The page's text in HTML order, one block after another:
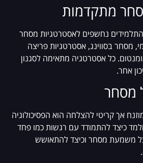
מתקדמות
נחשפים לאסטרטגיות מסחר
מסחר בסווינג, אסטרטגיות פריצה
כל אסטרטגיה מתאימה לסגנון
אחר.
מסחר
אך קריטי להצלחה הוא הפסיכולוגיה
כיצד להתמודד עם רגשות כמו פחד
משמעת מסחר וכיצד להתאושש